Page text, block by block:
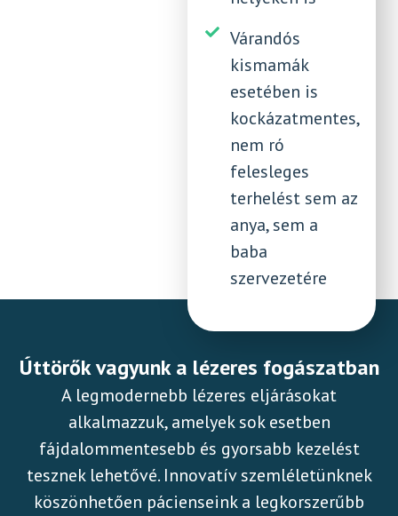
Várandós
kismamák
esetében is
kockázatmentes,
nem ró
felesleges
terhelést sem az
anya, sem a
baba
szervezetére
Úttörők vagyunk a lézeres fogászatban
A legmodernebb lézeres eljárásokat
alkalmazzuk, amelyek sok esetben
fájdalommentesebb és gyorsabb kezelést
tesznek lehetővé. Innovatív szemléletünknek
köszönhetően pácienseink a legkorszerűbb